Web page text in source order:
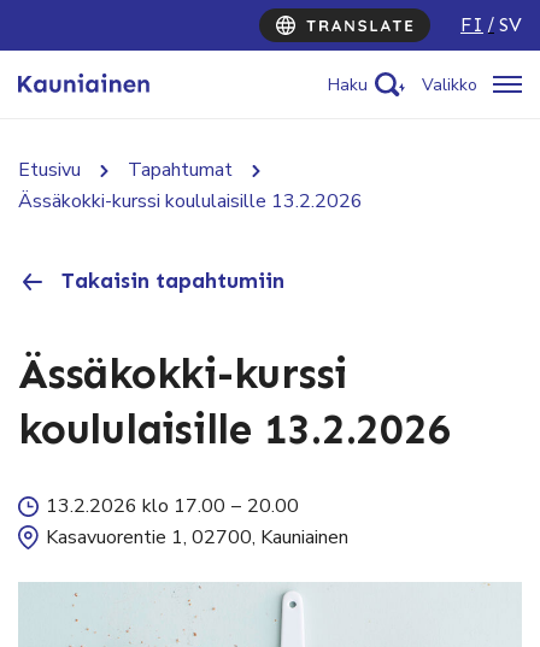
FI SV
Haku Valikko
Etusivu
Tapahtumat
Ässäkokki-kurssi koululaisille 13.2.2026
Takaisin tapahtumiin
Ässäkokki-kurssi
koululaisille 13.2.2026
13.2.2026 klo 17.00 – 20.00
Kasavuorentie 1, 02700, Kauniainen